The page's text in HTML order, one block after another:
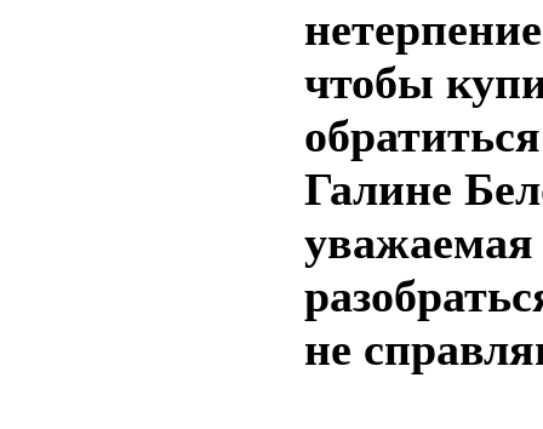
чтобы
Галине
не